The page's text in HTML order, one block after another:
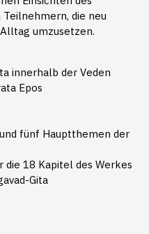
die neu
umzusetzen.
innerhalb der Veden
Epos
fünf Hauptthemen der
die 18 Kapitel des Werkes
Gita